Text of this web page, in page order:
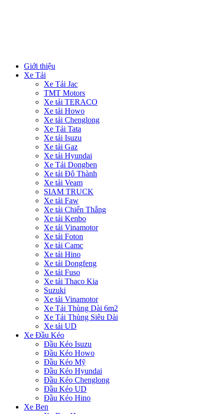
Giới thiệu
Xe Tải
Xe Tải Jac
TMT Motors
Xe tải TERACO
Xe tải Howo
Xe tải Chenglong
Xe Tải Tata
Xe tải Isuzu
Xe tải Gaz
Xe tải Hyundai
Xe Tải Dongben
Xe tải Đô Thành
Xe tải Veam
SIAM TRUCK
Xe tải Faw
Xe tải Chiến Thắng
Xe tải Kenbo
Xe tải Vinamotor
Xe tải Foton
Xe tải Camc
Xe tải Hino
Xe tải Dongfeng
Xe tải Fuso
Xe tải Thaco Kia
Suzuki
Xe tải Vinamotor
Xe Tải Thùng Dài 6m2
Xe Tải Thùng Siêu Dài
Xe tải UD
Xe Đầu Kéo
Đầu Kéo Isuzu
Đầu Kéo Howo
Đầu Kéo Mỹ
Đầu Kéo Hyundai
Đầu Kéo Chenglong
Đầu Kéo UD
Đầu Kéo Hino
Xe Ben